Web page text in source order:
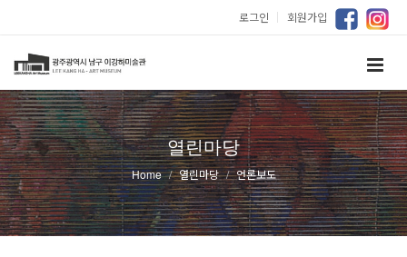
로그인 ｜ 회원가입
열린마당
Home 열린마당 언론보도